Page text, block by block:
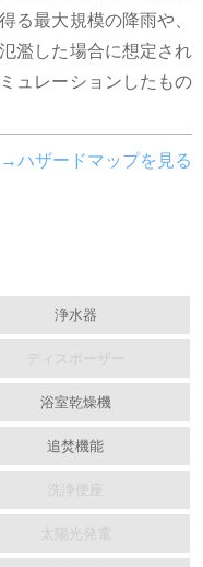
る最大規模の降雨や、
濫した場合に想定され
ュレーションしたもの
→ハザードマップを見る
浄水器
ディスポーザー
浴室乾燥機
追焚機能
洗浄便座
太陽光発電